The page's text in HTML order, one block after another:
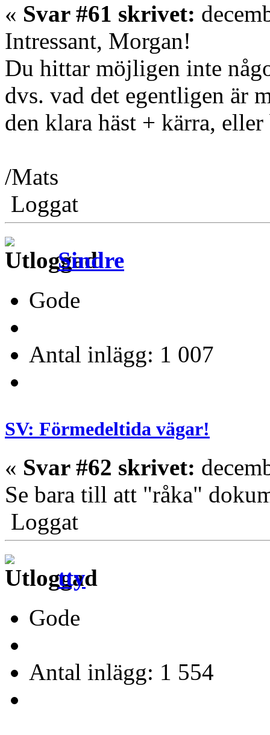
« Svar #61 skrivet:
Intressant, Morgan!
Du hittar möjligen inte
dvs. vad det egentligen är
den klara häst + kärra,
/Mats
Loggat
Sindre
Gode
Antal inlägg: 1 007
SV: Förmedeltida vägar!
« Svar #62 skrivet:
Se bara till att "råka"
Loggat
tty
Gode
Antal inlägg: 1 554